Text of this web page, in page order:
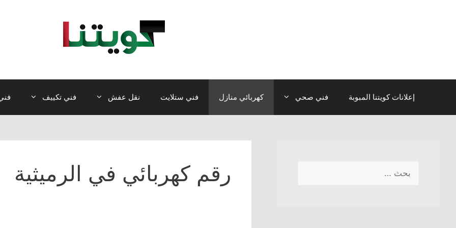
إعلانات كويتنا المبوبة فني صحي كهربائي منازل فني ستلايت نقل عفش فني تكييف
رقم كهربائي في الرميثية
عن: